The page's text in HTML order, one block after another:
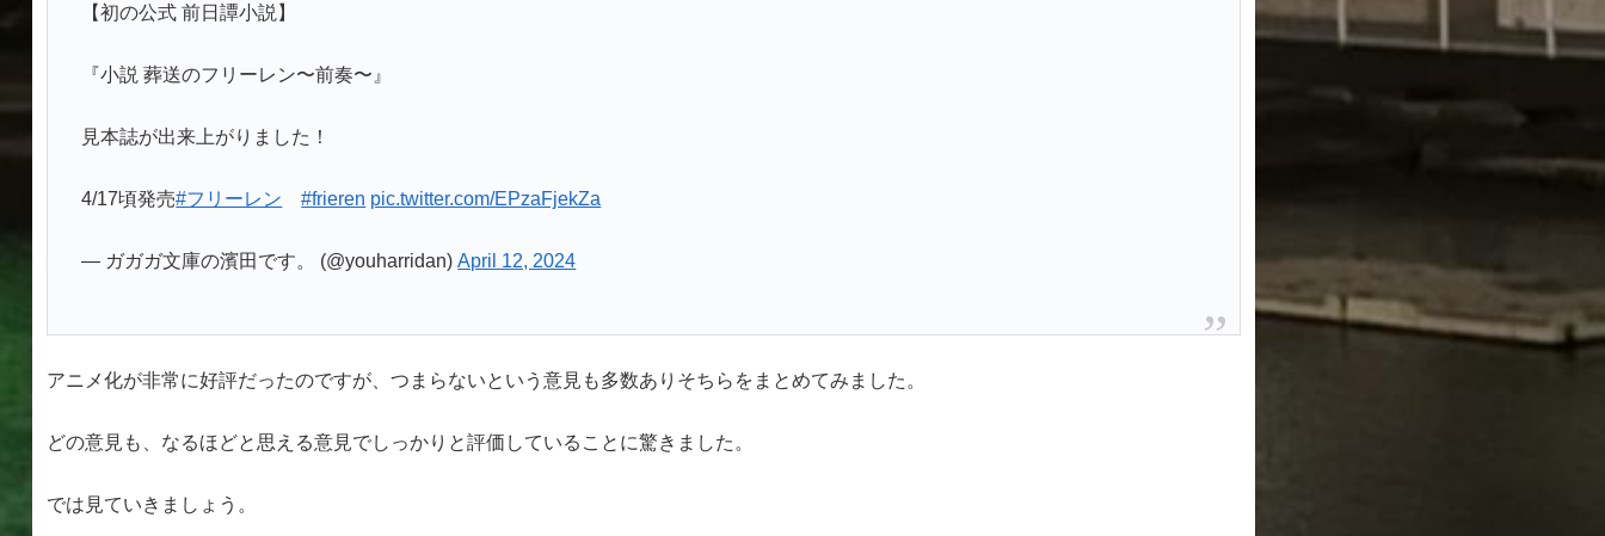
【初の公式 前日譚小説】
『小説 葬送のフリーレン〜前奏〜』
見本誌が出来上がりました！
4/17頃発売#フリーレン #frieren pic.twitter.com/EPzaFjekZa
— ガガガ文庫の濱田です。 (@youharridan)April 12, 2024
アニメ化が非常に好評だったのですが、つまらないという意見も多数ありそちらをまとめてみました。
どの意見も、なるほどと思える意見でしっかりと評価していることに驚きました。
では見ていきましょう。